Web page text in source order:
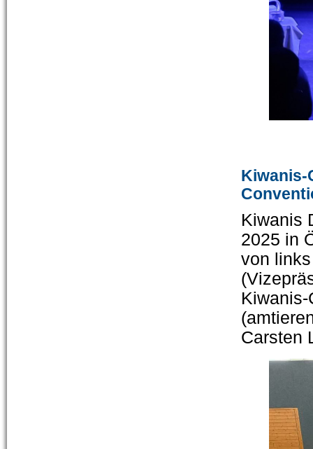
Kiwanis-
Kiwanis
2025 in
von
Carsten